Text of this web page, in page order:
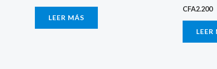
LEER MÁS
CFA2.200
LEER